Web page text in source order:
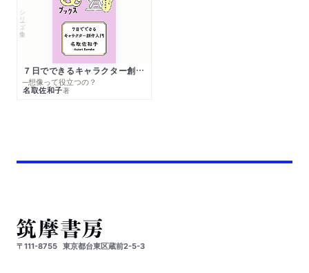
シリーズ・全集
７日でできるキャラクター創作入門
─想像って役立つの？
名取佐和子著
〒111-8755 東京都台東区蔵前2-5-3